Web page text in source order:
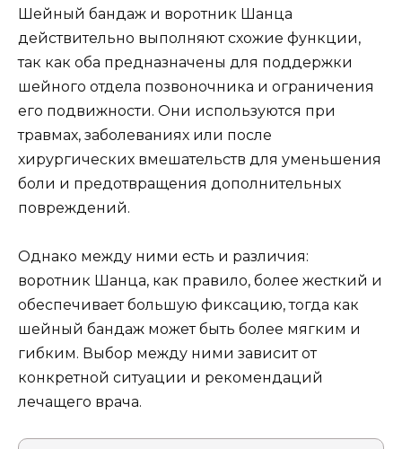
Шейный бандаж и воротник Шанца
действительно выполняют схожие функции,
так как оба предназначены для поддержки
шейного отдела позвоночника и ограничения
его подвижности. Они используются при
травмах, заболеваниях или после
хирургических вмешательств для уменьшения
боли и предотвращения дополнительных
повреждений.
Однако между ними есть и различия:
воротник Шанца, как правило, более жесткий и
обеспечивает большую фиксацию, тогда как
шейный бандаж может быть более мягким и
гибким. Выбор между ними зависит от
конкретной ситуации и рекомендаций
лечащего врача.